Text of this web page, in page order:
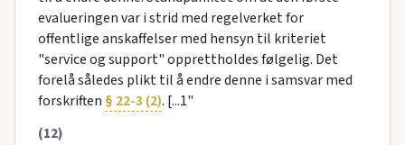
evalueringen var i strid med regelverket for
offentlige anskaffelser med hensyn til kriteriet
"service og support" opprettholdes følgelig. Det
forelå således plikt til å endre denne i samsvar med
forskriften § 22-3 (2). [...1"
(12)